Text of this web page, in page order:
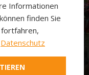
Informationen
finden Sie
fortfahren,
Datenschutz